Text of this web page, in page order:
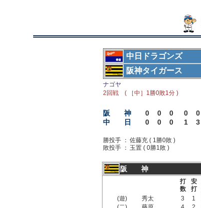
中日ドラゴンズ
阪神タイガース
ナゴヤ
2回戦 ( ［中］1勝0敗1分 )
阪 神 0 0 0 0 0
中 日
0 0 0 1 3
勝投手 ： 佐藤充 ( 1勝0敗 )
敗投手 ： 玉置 ( 0勝1敗 )
阪 神
打
数
安
打
(遊)
秀太 3 1